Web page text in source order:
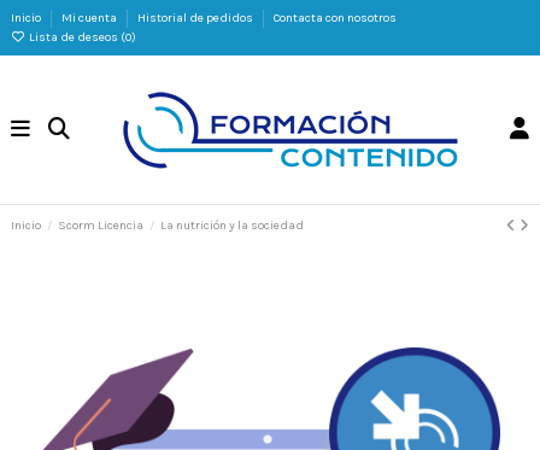
Inicio Mi cuenta Historial de pedidos
Contacta con nosotros
Lista de deseos (0)
Inicio Scorm Licencia La nutrición y la sociedad